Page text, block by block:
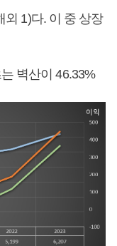
외 1)다. 이 중 상장
벽산이 46.33%